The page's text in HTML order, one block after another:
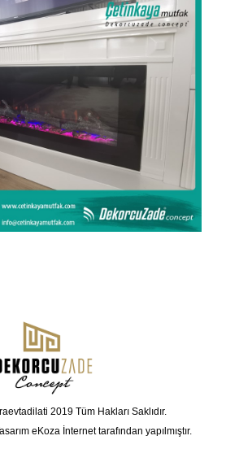
2019 Tüm Hakları Saklıdır.
eKoza İnternet tarafından yapılmıştır.